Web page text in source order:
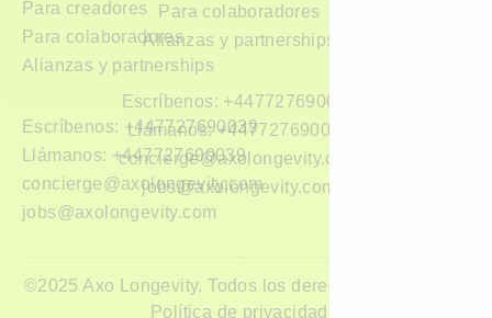
Para creadores
Para colaboradores
Para colaboradoresAlianzas y partnerships
Alianzas y partnerships
Escríbenos: +447727690039
Escríbenos: +447727690039
Llámanos: +447727690039
Llámanos: +447727690039
concierge@axolongevity.com
concierge@axolongevity.com
jobs@axolongevity.com
jobs@axolongevity.com
©2025 Axo Longevity. Todos los derechos reservados.
Política de privacidad